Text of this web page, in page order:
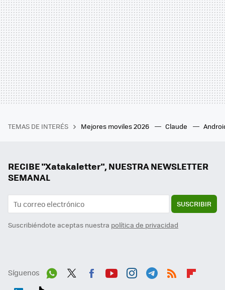
TEMAS DE INTERÉS Mejores moviles 2026 Claude
RECIBE "Xatakaletter", NUESTRA NEWSLETTER
SEMANAL
SUSCRIBIR
Suscribiéndote aceptas nuestra política de privacidad
Síguenos